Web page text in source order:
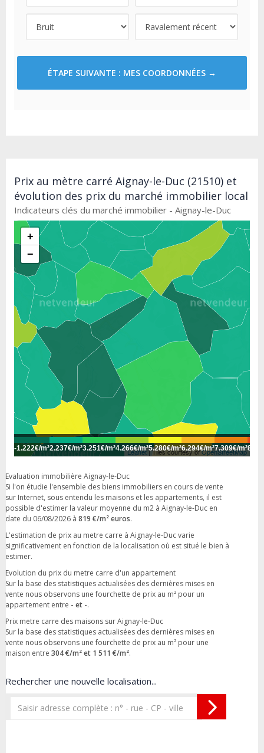
ÉTAPE SUIVANTE : MES COORDONNÉES →
Prix au mètre carré Aignay-le-Duc (21510) et
évolution des prix du marché immobilier local
Indicateurs clés du marché immobilier - Aignay-le-Duc
+
−
Leaflet| Tiles courtesy ofOpenStreetMap
-1.222€/m²2.237€/m²3.251€/m²4.266€/m²5.280€/m²6.294€/m²7.309€/m²
Evaluation immobilière Aignay-le-Duc
Si l'on étudie l'ensemble des biens immobiliers en cours de vente
sur Internet, sous entendu les maisons et les appartements, il est
possible d'estimer la valeur moyenne du m2 à Aignay-le-Duc en
date du 06/08/2026 à 819 €/m² euros.
L'estimation de prix au metre carre à Aignay-le-Duc varie
significativement en fonction de la localisation où est situé le bien à
estimer.
Evolution du prix du metre carre d'un appartement
Sur la base des statistiques actualisées des dernières mises en
vente nous observons une fourchette de prix au m² pour un
appartement entre - et -.
Prix metre carre des maisons sur Aignay-le-Duc
Sur la base des statistiques actualisées des dernières mises en
vente nous observons une fourchette de prix au m² pour une
maison entre 304 €/m² et 1 511 €/m².
Rechercher une nouvelle localisation...